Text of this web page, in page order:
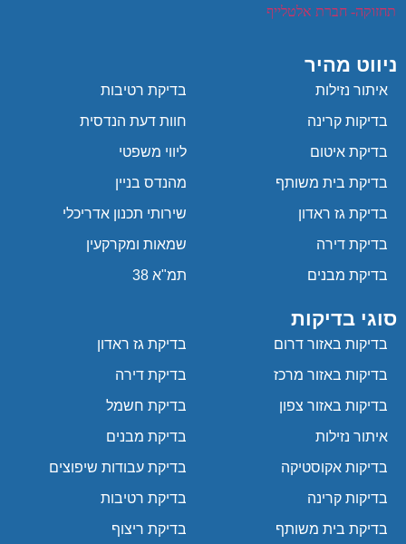
תחזוקה- חברת אלטלייף
ניווט מהיר
איתור נזילות
בדיקות קרינה
בדיקת איטום
בדיקת בית משותף
בדיקת גז ראדון
בדיקת דירה
בדיקת מבנים
בדיקת רטיבות
חוות דעת הנדסית
ליווי משפטי
מהנדס בניין
שירותי תכנון אדריכלי
שמאות ומקרקעין
תמ"א 38
סוגי בדיקות
בדיקות באזור דרום
בדיקות באזור מרכז
בדיקות באזור צפון
איתור נזילות
בדיקות אקוסטיקה
בדיקות קרינה
בדיקת בית משותף
בדיקת גז ראדון
בדיקת דירה
בדיקת חשמל
בדיקת מבנים
בדיקת עבודות שיפוצים
בדיקת רטיבות
בדיקת ריצוף